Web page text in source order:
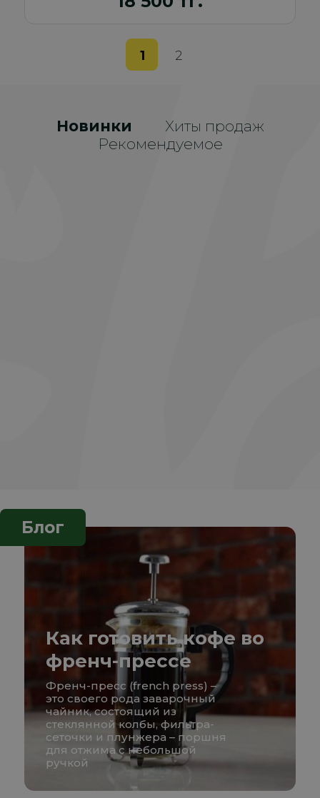
1 2
Новинки
Хиты продаж
Рекомендуемое
Блог
Как готовить кофе во
френч-прессе
Френч-пресс (french press) –
это своего рода заварочный
чайник, состоящий из
стеклянной колбы, фильтра-
сеточки и плунжера – поршня
для отжима с небольшой
ручкой